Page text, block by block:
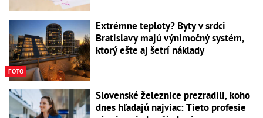
FOTO
Extrémne teploty? Byty v srdci
Bratislavy majú výnimočný systém,
ktorý ešte aj šetrí náklady
Slovenské železnice prezradili, koho
dnes hľadajú najviac: Tieto profesie